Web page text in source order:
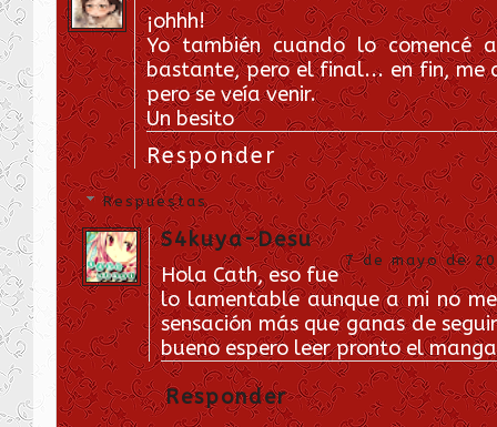
¡ohhh!
Yo también cuando lo comencé
bastante, pero el final... en fin, me
pero se veía venir.
Un besito
Responder
Respuestas
S4kuya-Desu
7 de mayo de
Hola Cath, eso fue
lo lamentable aunque a mi no
sensación más que ganas de
bueno espero leer pronto el
Responder